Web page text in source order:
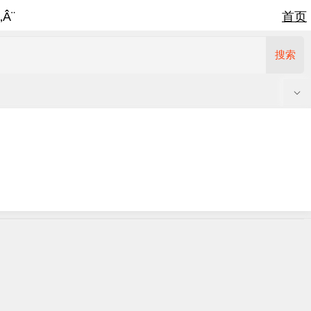
首页
搜索